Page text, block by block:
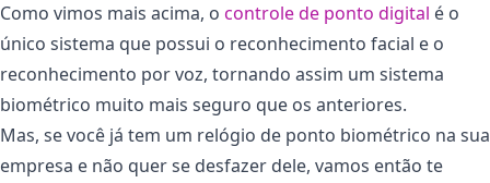
Como vimos mais acima, o controle de ponto digital é o
único sistema que possui o reconhecimento facial e o
reconhecimento por voz, tornando assim um sistema
biométrico muito mais seguro que os anteriores.
Mas, se você já tem um relógio de ponto biométrico na sua
empresa e não quer se desfazer dele, vamos então te